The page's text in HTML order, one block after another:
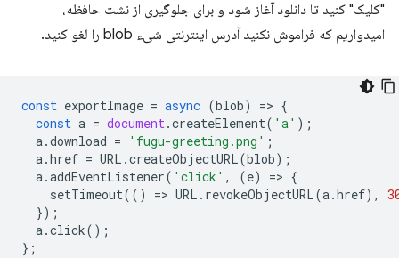
"کلیک" کنید تا دانلود آغاز شود و برای جلوگیری از نشت حافظه،
امیدواریم که فراموش نکنید آدرس اینترنتی شیء blob را لغو کنید.
const exportImage = async (blob) => {
const a = document.createElement( 'a' );
a.download = 'fugu-greeting.png' ;
a.href = URL .createObjectURL(blob);
a.addEventListener( 'click' , (e) => {
setTimeout(() => URL . revokeObjectURL(a.href),
});
a.click();
};